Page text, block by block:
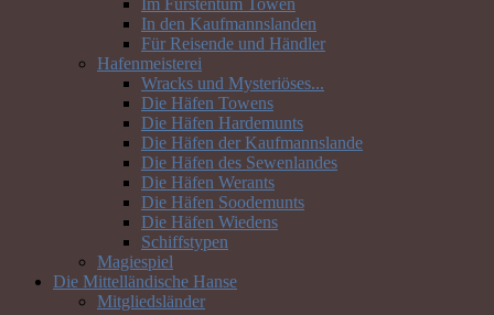
In den Kaufmannslanden
Für Reisende und Händler
Hafenmeisterei
Wracks und Mysteriöses...
Die Häfen Towens
Die Häfen Hardemunts
Die Häfen der Kaufmannslande
Die Häfen des Sewenlandes
Die Häfen Werants
Die Häfen Soodemunts
Die Häfen Wiedens
Schiffstypen
Magiespiel
Die Mittelländische Hanse
Mitgliedsländer